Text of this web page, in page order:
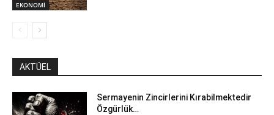
EKONOMİ
AKTÜEL
Sermayenin Zincirlerini Kırabilmektedir
Özgürlük…